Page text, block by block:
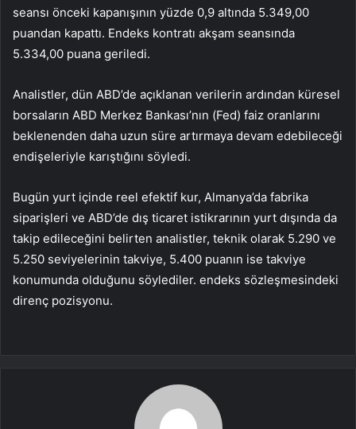
seansı önceki kapanışının yüzde 0,9 altında 5.349,00
puandan kapattı. Endeks kontratı akşam seansında
5.334,00 puana geriledi.
Analistler, dün ABD’de açıklanan verilerin ardından küresel
borsaların ABD Merkez Bankası’nın (Fed) faiz oranlarını
beklenenden daha uzun süre artırmaya devam edebileceği
endişeleriyle karıştığını söyledi.
Bugün yurt içinde reel efektif kur, Almanya’da fabrika
siparişleri ve ABD’de dış ticaret istikrarının yurt dışında da
takip edileceğini belirten analistler, teknik olarak 5.290 ve
5.250 seviyelerinin takviye, 5.400 puanın ise takviye
konumunda olduğunu söylediler. endeks sözleşmesindeki
direnç pozisyonu.